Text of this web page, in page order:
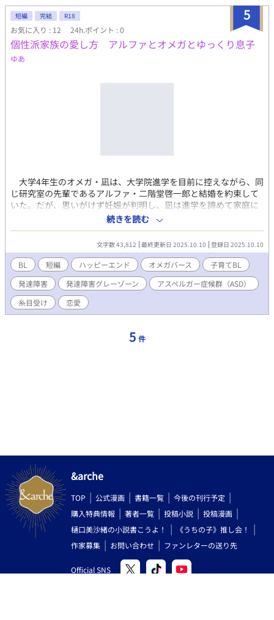
5
短編 完結 R18
お気に入り : 12 24h.ポイント : 0
個性派家族の愛し方 アルファとオメガとゆっくり息子
ゆあ
大学4年生のオメガ・凪は、大学院進学を目前に控えながら、同
じ研究室の先輩であるアルファ・二階堂啓一郎と結婚を約束して
いた。だが、思いがけず妊娠が判明し、凪は進学を諦めて家庭に
入る道を選ぶ。 三年後、凪は夫・啓一郎との間に生まれた息
子・春樹の育児に追われていた。春樹はアスペルガー症候群グレ
ーゾーン（以下、特性）を持ち、保育園ではうまく集団になじめ
ず、凪は精神的に追い詰められていく。多忙な啓一郎は子育てに
関心を持ちきれず、直情的な言動で春樹を傷つけてしまい、夫婦
関係も冷え切っていた。そんななか、啓一郎から突然、離婚を切
り出される。 途方に暮れた凪は保健師に相談し、勧められるま
まに夫の医師面談を手配する。そこで告げられたのは、啓一郎自
身にも春樹と同様の発達特性が潜在している可能性だった。凪と
を決意する。家族は再び一緒に暮らし始め、春樹を療育センター
続きを読む
文字数 43,812 最終更新日 2025.10.10 登録日 2025.10.10
BL 短編 ハッピーエンド オメガバース
子育てBL
発達障害
発達障害グレーゾーン
アスペルガー症候群（ASD）
糸目受け
恋愛
5 件
&arche
TOP 公式漫画 書籍一覧
今後の刊行予定
購入特典情報
著者一覧 投稿小説
投稿漫画
樋口美沙緒の小説書こうよ！
《うちの子》推し会！
作家募集
お問い合わせ ファンレターの送り先
Official SNS